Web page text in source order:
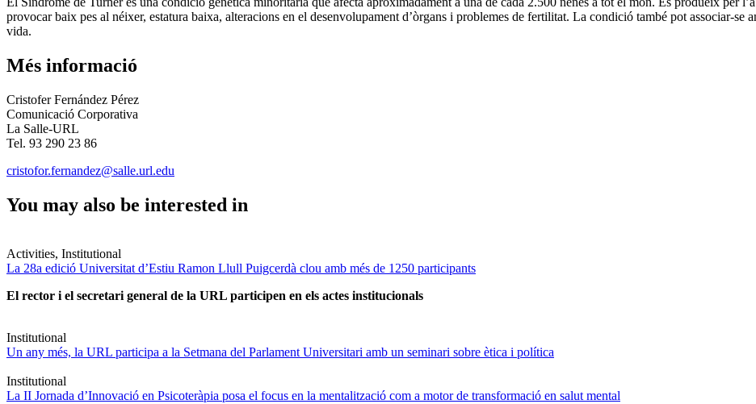
provocar baix pes al néixer, estatura baixa, alteracions en el desenvolupament d’òrgans i problemes de fertilitat. La condició també pot associar-
vida.
Més informació
Cristofer Fernández Pérez
Comunicació Corporativa
La Salle-URL
Tel. 93 290 23 86
cristofor.fernandez@salle.url.edu
You may also be interested in
Activities, Institutional
La 28a edició Universitat d’Estiu Ramon Llull Puigcerdà clou amb més de 1250 participants
El rector i el secretari general de la URL participen en els actes institucionals
Institutional
Un any més, la URL participa a la Setmana del Parlament Universitari amb un seminari sobre ètica i política
Institutional
La II Jornada d’Innovació en Psicoteràpia posa el focus en la mentalització com a motor de transformació en salut mental